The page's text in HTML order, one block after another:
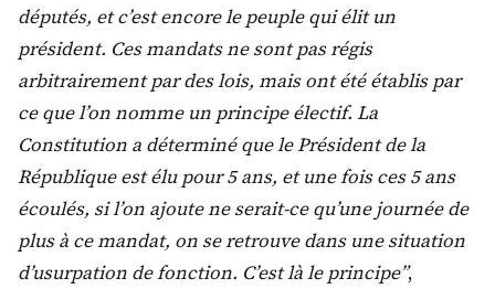
députés, et c’est encore le peuple qui élit un
président. Ces mandats ne sont pas régis
arbitrairement par des lois, mais ont été établis par
ce que l’on nomme un principe électif. La
Constitution a déterminé que le Président de la
République est élu pour 5 ans, et une fois ces 5 ans
écoulés, si l’on ajoute ne serait-ce qu’une journée de
plus à ce mandat, on se retrouve dans une situation
d’usurpation de fonction. C’est là le principe”,